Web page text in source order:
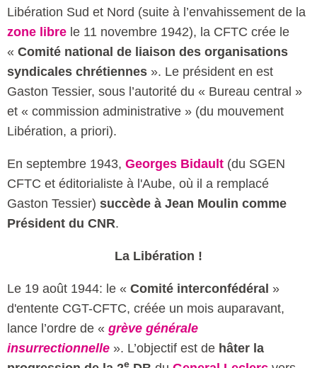
Libération Sud et Nord (suite à l’envahissement de la
zone libre le 11 novembre 1942), la CFTC crée le
« Comité national de liaison des organisations
syndicales chrétiennes ». Le président en est
Gaston Tessier, sous l’autorité du « Bureau central »
et « commission administrative » (du mouvement
Libération, a priori).
En septembre 1943, Georges Bidault (du SGEN
CFTC et éditorialiste à l'Aube, où il a remplacé
Gaston Tessier) succède à Jean Moulin comme
Président du CNR.
La Libération !
Le 19 août 1944: le « Comité interconfédéral »
d'entente CGT-CFTC, créée un mois auparavant,
lance l’ordre de « grève générale
insurrectionnelle ». L’objectif est de hâter la
e